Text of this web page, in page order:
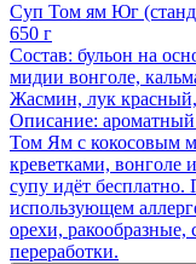
Суп Том ям Юг
650 г
Состав: бульон на
мидии вонголе,
Жасмин, лук красный,
Описание: ароматный
Том Ям с кокосовым
креветками, вонголе
супу идёт
использующем
орехи, ракообразные,
переработки.